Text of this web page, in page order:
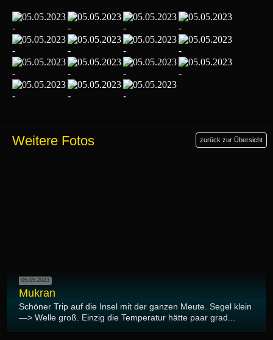
Weitere Fotos zurück zur Übersicht
05.05.2023
Mukran
Schöner Trip auf die Insel mit der ganzen Meute. Segel klein
—> Welle groß. Einzig die Temperatur hätte paar grad...